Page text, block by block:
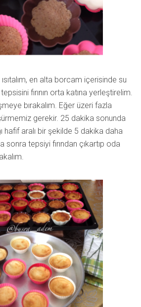
ısıtalım, en alta borcam içerisinde su
fırının orta katına yerleştirelim.
bırakalım. Eğer üzeri fazla
gerekir. 25 dakika sonunda
hafif aralı bir şekilde 5 dakika daha
sonra tepsiyi fırından çıkartıp oda